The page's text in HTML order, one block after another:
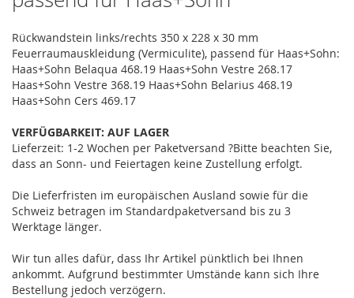
Rückwandstein links/rechts 350 x 228 x 30 mm
Feuerraumauskleidung (Vermiculite), passend für Haas+Sohn:
Haas+Sohn Belaqua 468.19 Haas+Sohn Vestre 268.17
Haas+Sohn Vestre 368.19 Haas+Sohn Belarius 468.19
Haas+Sohn Cers 469.17
VERFÜGBARKEIT: AUF LAGER
Lieferzeit: 1-2 Wochen per Paketversand ?Bitte beachten Sie,
dass an Sonn- und Feiertagen keine Zustellung erfolgt.
Die Lieferfristen im europäischen Ausland sowie für die
Schweiz betragen im Standardpaketversand bis zu 3
Werktage länger.
Wir tun alles dafür, dass Ihr Artikel pünktlich bei Ihnen
ankommt. Aufgrund bestimmter Umstände kann sich Ihre
Bestellung jedoch verzögern.